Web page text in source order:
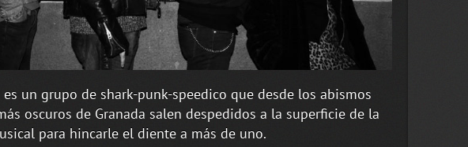
es un grupo de shark-punk-speedico que desde los abismos
oscuros de Granada salen despedidos a la superficie de la
para hincarle el diente a más de uno.